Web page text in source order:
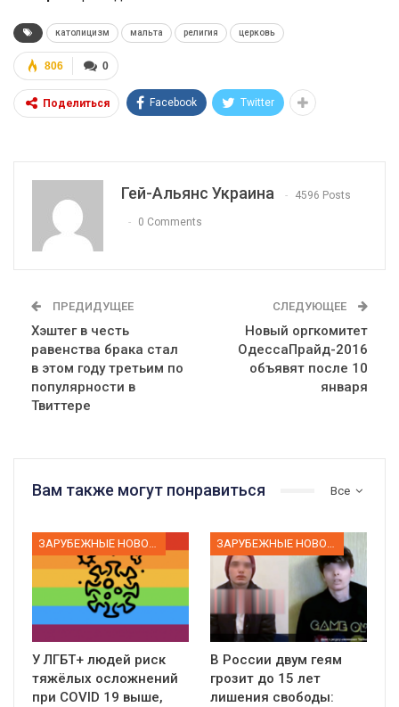
католицизм мальта религия церковь
0
806
Поделиться Facebook Twitter
Гей-Альянс Украина 4596 Posts
0 Comments
ПРЕДИДУЩЕЕ
Хэштег в честь
равенства брака стал
в этом году третьим по
популярности в
Твиттере
СЛЕДУЮЩЕЕ
Новый оргкомитет
ОдессаПрайд-2016
объявят после 10
января
Все
Вам также могут понравиться
У ЛГБТ+ людей риск
тяжёлых осложнений
при COVID 19 выше,
В России двум геям
грозит до 15 лет
лишения свободы: